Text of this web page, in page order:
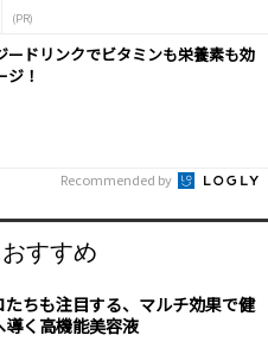
(PR)
ードリンクでビタミンも栄養素も効
！
Recommended by
すすめ
たちも注目する、マルチ効果で健
導く高機能美容液